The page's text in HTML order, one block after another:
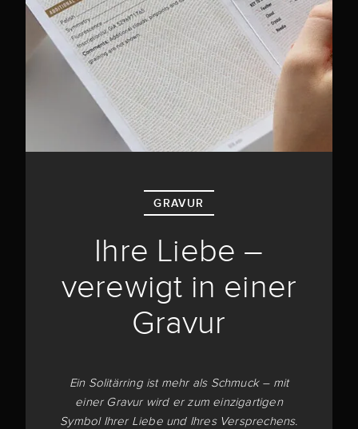
GRAVUR
Ihre Liebe –
verewigt in einer
Gravur
Ein Solitärring ist mehr als Schmuck – mit
einer Gravur wird er zum einzigartigen
Symbol Ihrer Liebe und Ihres Versprechens.